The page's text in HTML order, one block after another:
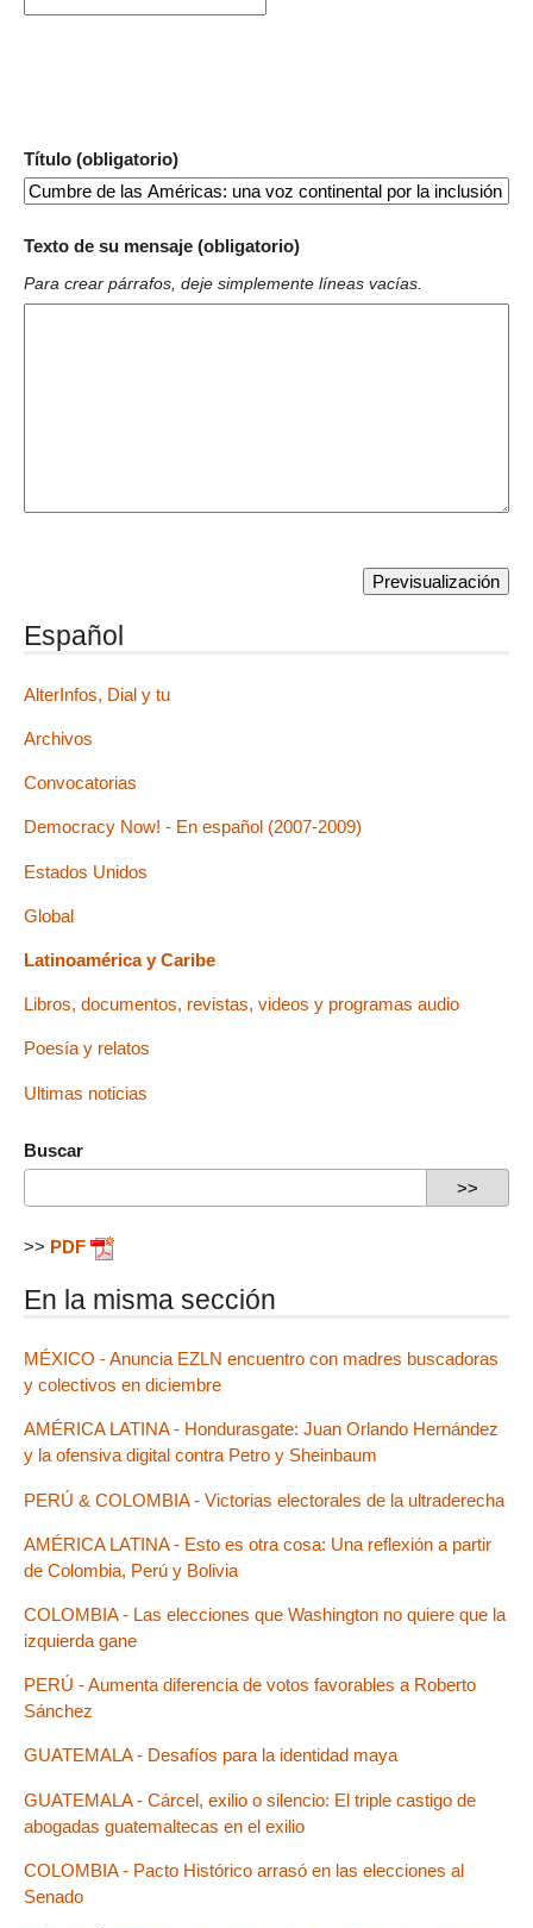
Título (obligatorio)
Texto de su mensaje (obligatorio)
Para crear párrafos, deje simplemente líneas vacías.
Español
AlterInfos, Dial y tu
Archivos
Convocatorias
Democracy Now! - En español (2007-2009)
Estados Unidos
Global
Latinoamérica y Caribe
Libros, documentos, revistas, videos y programas audio
Poesía y relatos
Ultimas noticias
Buscar
>> PDF
En la misma sección
MÉXICO - Anuncia EZLN encuentro con madres buscadoras
y colectivos en diciembre
AMÉRICA LATINA - Hondurasgate: Juan Orlando Hernández
y la ofensiva digital contra Petro y Sheinbaum
PERÚ & COLOMBIA - Victorias electorales de la ultraderecha
AMÉRICA LATINA - Esto es otra cosa: Una reflexión a partir
de Colombia, Perú y Bolivia
COLOMBIA - Las elecciones que Washington no quiere que la
izquierda gane
PERÚ - Aumenta diferencia de votos favorables a Roberto
Sánchez
GUATEMALA - Desafíos para la identidad maya
GUATEMALA - Cárcel, exilio o silencio: El triple castigo de
abogadas guatemaltecas en el exilio
COLOMBIA - Pacto Histórico arrasó en las elecciones al
Senado